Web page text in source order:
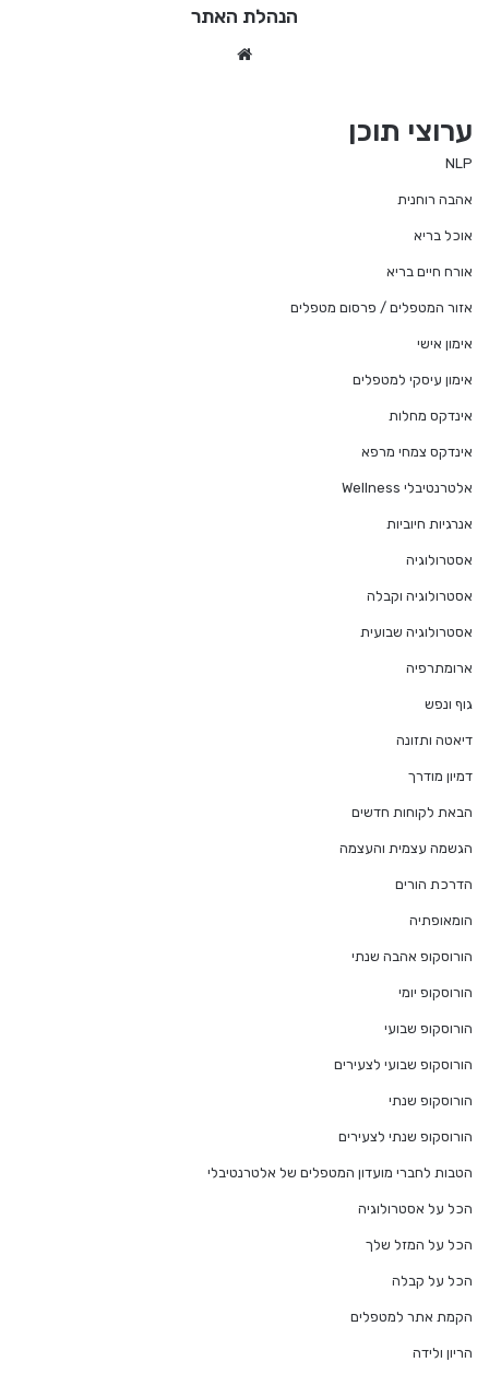
הנהלת האתר
ערוצי תוכן
NLP
אהבה רוחנית
אוכל בריא
אורח חיים בריא
אזור המטפלים / פרסום מטפלים
אימון אישי
אימון עיסקי למטפלים
אינדקס מחלות
אינדקס צמחי מרפא
אלטרנטיבלי Wellness
אנרגיות חיוביות
אסטרולוגיה
אסטרולוגיה וקבלה
אסטרולוגיה שבועית
ארומתרפיה
גוף ונפש
דיאטה ותזונה
דמיון מודרך
הבאת לקוחות חדשים
הגשמה עצמית והעצמה
הדרכת הורים
הומאופתיה
הורוסקופ אהבה שנתי
הורוסקופ יומי
הורוסקופ שבועי
הורוסקופ שבועי לצעירים
הורוסקופ שנתי
הורוסקופ שנתי לצעירים
הטבות לחברי מועדון המטפלים של אלטרנטיבלי
הכל על אסטרולוגיה
הכל על המזל שלך
הכל על קבלה
הקמת אתר למטפלים
הריון ולידה